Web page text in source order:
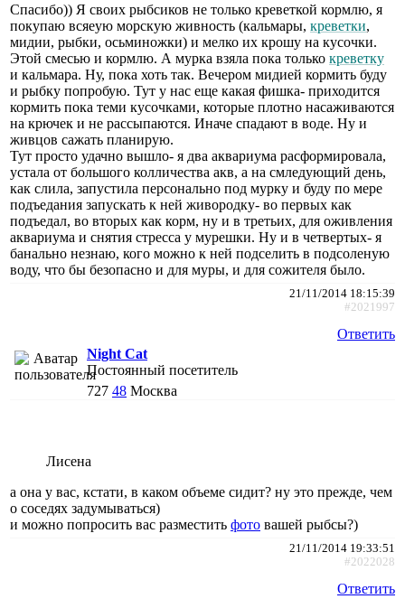
Спасибо)) Я своих рыбсиков не только креветкой кормлю, я
покупаю всяеую морскую живность (кальмары, креветки,
мидии, рыбки, осьминожки) и мелко их крошу на кусочки.
Этой смесью и кормлю. А мурка взяла пока только креветку
и кальмара. Ну, пока хоть так. Вечером мидией кормить буду
и рыбку попробую. Тут у нас еще какая фишка- приходится
кормить пока теми кусочками, которые плотно насаживаются
на крючек и не рассыпаются. Иначе спадают в воде. Ну и
живцов сажать планирую.
Тут просто удачно вышло- я два аквариума расформировала,
устала от большого колличества акв, а на смледующий день,
как слила, запустила персонально под мурку и буду по мере
подъедания запускать к ней живородку- во первых как
подъедал, во вторых как корм, ну и в третьих, для оживления
аквариума и снятия стресса у мурешки. Ну и в четвертых- я
банально незнаю, кого можно к ней подселить в подсоленую
воду, что бы безопасно и для муры, и для сожителя было.
21/11/2014 18:15:39
#2021997
Ответить
Night Cat
Постоянный посетитель
727 48 Москва
Лисена
а она у вас, кстати, в каком объеме сидит? ну это прежде, чем
о соседях задумываться)
и можно попросить вас разместить фото вашей рыбсы?)
21/11/2014 19:33:51
#2022028
Ответить